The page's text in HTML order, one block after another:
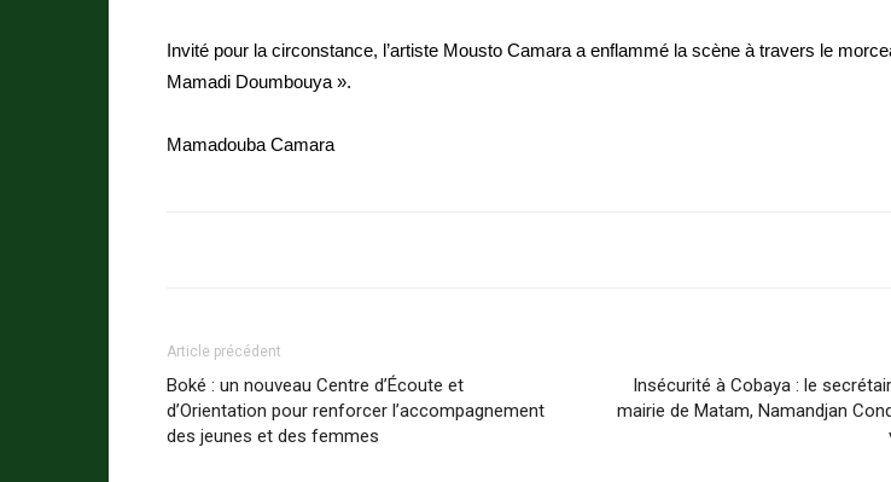
Invité pour la circonstance, l’artiste Mousto Camara a enflammé la scène à travers le
Mamadi Doumbouya ».
Mamadouba Camara
Article précédent
Boké : un nouveau Centre d’Écoute et
d’Orientation pour renforcer l’accompagnement
des jeunes et des femmes
Insécurité à Cobaya : le
mairie de Matam, Namandjan